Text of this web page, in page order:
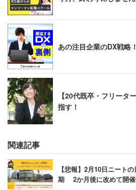
あの注目企業のDX戦略！
【20代既卒・フリータ
指す！
関連記事
【悲報】2月10日ニート
期 2か月後に改めて開催